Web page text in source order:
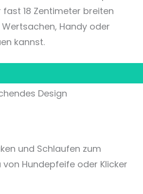
18 Zentimeter breiten
Handy oder
kannst.
Design
und Schlaufen zum
Hundepfeife oder Klicker